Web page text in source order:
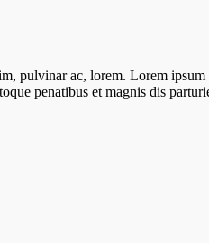
pulvinar ac, lorem. Lorem
penatibus et magnis dis